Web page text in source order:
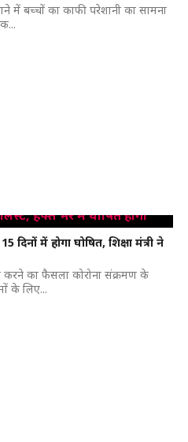
में बच्चों का काफी परेशानी का सामना
दिनों में होगा घोषित, शिक्षा मंत्री ने
करने का फैसला कोरोना संक्रमण के
के लिए...